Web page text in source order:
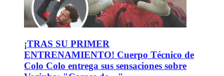
¡TRAS SU PRIMER
ENTRENAMIENTO! Cuerpo Técnico de
Colo Colo entrega sus sensaciones sobre